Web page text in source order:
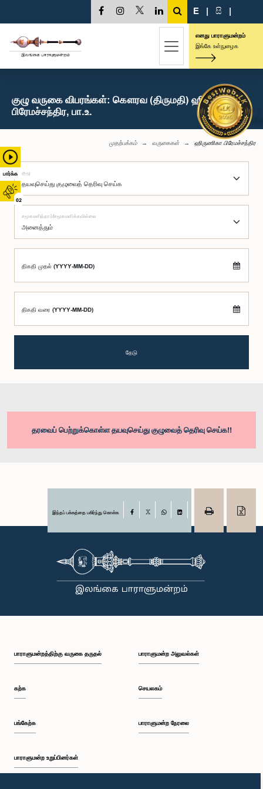
பார்க்க
02
E | සි |
எனது பாராளுமன்றம்
இங்கே உள்நுழைக
குழு வருகை விபரங்கள்: கௌரவ (திருமதி) ஹிருணிகா
பிரேமச்சந்திர, பா.உ.
முதற்பக்கம் வருகைகள் ஹிருணிகா பிரேமச்சந்திர
குழு
சமூகமளித்தார்/சமூகமளிக்கவில்லை
திகதி முதல் (YYYY-MM-DD)
திகதி வரை (YYYY-MM-DD)
தேடு
தரவைப் பெற்றுக்கொள்ள தயவுசெய்து குழுவைத் தெரிவு செய்க!!
இந்தப் பக்கத்தை பகிர்ந்து கொள்க Facebook
பாராளுமன்றத்திற்கு வருகை தருதல்
கற்க
பங்கேற்க
பாராளுமன்ற உறுப்பினர்கள்
பாராளுமன்ற அலுவல்கள்
செயலகம்
பாராளுமன்ற நேரலை